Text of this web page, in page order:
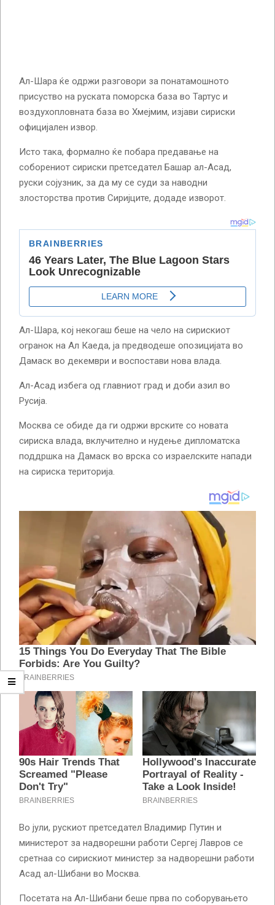
Ал-Шара ќе одржи разговори за понатамошното
присуство на руската поморска база во Тартус и
воздухопловната база во Хмејмим, изјави сириски
официјален извор.
Исто така, формално ќе побара предавање на
соборениот сириски претседател Башар ал-Асад,
руски сојузник, за да му се суди за наводни
злосторства против Сиријците, додаде изворот.
Ал-Шара, кој некогаш беше на чело на сирискиот
огранок на Ал Каеда, ја предводеше опозицијата во
Дамаск во декември и воспостави нова влада.
Ал-Асад избега од главниот град и доби азил во
Русија.
Москва се обиде да ги одржи врските со новата
сириска влада, вклучително и нудење дипломатска
поддршка на Дамаск во врска со израелските напади
на сириска територија.
Во јули, рускиот претседател Владимир Путин и
министерот за надворешни работи Сергеј Лавров се
сретнаа со сирискиот министер за надворешни работи
Асад ал-Шибани во Москва.
Посетата на Ал-Шибани беше прва по соборувањето